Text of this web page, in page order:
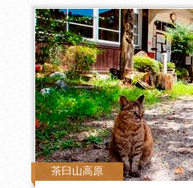
茶臼山高原